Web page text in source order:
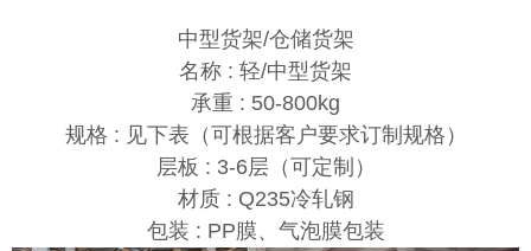
中型货架/仓储货架
名称 : 轻/中型货架
承重 : 50-800kg
规格 : 见下表（可根据客户要求订制规格）
层板 : 3-6层（可定制）
材质 : Q235冷轧钢
包装 : PP膜、气泡膜包装